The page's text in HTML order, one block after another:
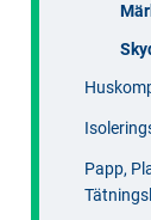
Papp,